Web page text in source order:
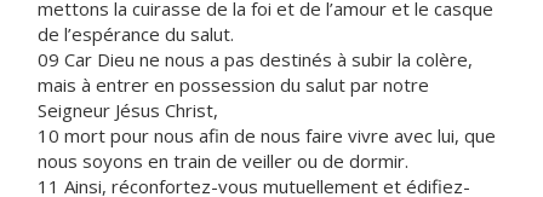
mettons la cuirasse de la foi et de l’amour et le casque
de l’espérance du salut.
09 Car Dieu ne nous a pas destinés à subir la colère,
mais à entrer en possession du salut par notre
Seigneur Jésus Christ,
10 mort pour nous afin de nous faire vivre avec lui, que
nous soyons en train de veiller ou de dormir.
11 Ainsi, réconfortez-vous mutuellement et édifiez-